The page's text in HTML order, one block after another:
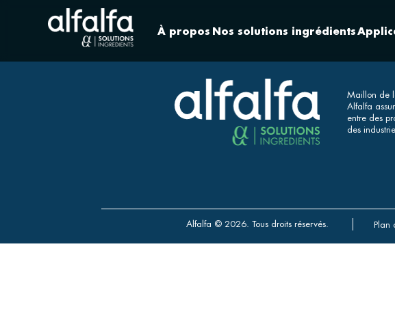
À propos Nos solutions ingrédients
Maillon de
Alfalfa
entre des
des
Alfalfa © 2026. Tous droits réservés. Plan